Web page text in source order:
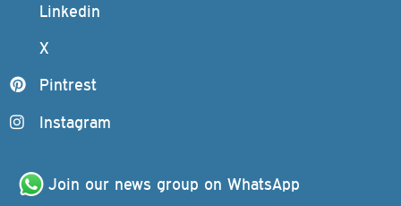
Linkedin
X
Pintrest
Instagram
Join our news group on WhatsApp